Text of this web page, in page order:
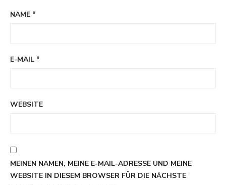
NAME *
E-MAIL *
WEBSITE
MEINEN NAMEN, MEINE E-MAIL-ADRESSE UND MEINE
WEBSITE IN DIESEM BROWSER FÜR DIE NÄCHSTE